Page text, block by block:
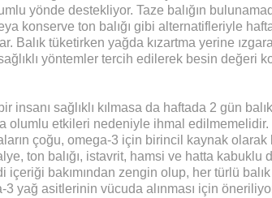
yönde destekliyor. Taze balığın
konserve ton balığı gibi alternatifleriyle
Balık tüketirken yağda kızartma yerine
yöntemler tercih edilerek besin değeri
insanı sağlıklı kılmasa da haftada 2 gün
olumlu etkileri nedeniyle ihmal edilmemelidir.
çoğu, omega-3 için birincil kaynak olarak
ton balığı, istavrit, hamsi ve hatta kabuklu
içeriği bakımından zengin olup, her türlü
yağ asitlerinin vücuda alınması için